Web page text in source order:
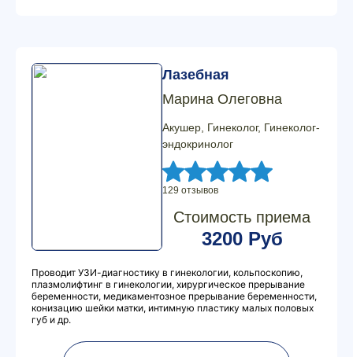
Лазебная
Марина Олеговна
Акушер, Гинеколог, Гинеколог-
эндокринолог
129 отзывов
Стоимость приема
3200 Руб
Проводит УЗИ-диагностику в гинекологии, кольпоскопию,
плазмолифтинг в гинекологии, хирургическое прерывание
беременности, медикаментозное прерывание беременности,
конизацию шейки матки, интимную пластику малых половых
губ и др.